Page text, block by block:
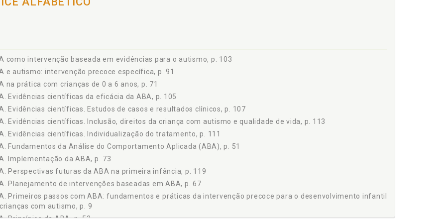
DA ABA, p. 73
DE REFORÇADORES NATURAIS E GENERALIZAÇÃO, p. 87
DE PAIS E CUIDADORES, p. 89
- ABA E AUTISMO: INTERVENÇÃO PRECOCE ESPECÍFICA, p. 91
NA PRIMEIRA INFÂNCIA: HISTÓRIA, DIAGNÓSTICO E ATUALIZAÇÕES, p. 93
PRECOCES E DIAGNÓSTICO DIFERENCIAL, p. 97
DO DIAGNÓSTICO PRECOCE, p. 101
COMO INTERVENÇÃO BASEADA EM EVIDÊNCIAS PARA O AUTISMO, p. 103
CIENTÍFICAS DA EFICÁCIA DA ABA, p. 105
DE CASOS E RESULTADOS CLÍNICOS, p. 107
E CONSIDERAÇÕES ÉTICAS NA APLICAÇÃO DA ABA PARA AUTISMO, p. 109
DO TRATAMENTO, p. 111
DIREITOS DA CRIANÇA COM AUTISMO E QUALIDADE DE VIDA, p. 113
- CONSIDERAÇÕES FINAIS, p. 117
FUTURAS DA ABA NA PRIMEIRA INFÂNCIA, p. 119
TECNOLÓGICAS E ENSINO REMOTO NO DESENVOLVIMENTO DA CRIANÇA COM AUTISMO, p. 123
como intervenção baseada em evidências para o autismo, p. 103
e autismo: intervenção precoce específica, p. 91
na prática com crianças de 0 a 6 anos, p. 71
Evidências científicas da eficácia da ABA, p. 105
Evidências científicas. Estudos de casos e resultados clínicos, p. 107
Evidências científicas. Inclusão, direitos da criança com autismo e qualidade de vida, p. 113
Evidências científicas. Individualização do tratamento, p. 111
Fundamentos da Análise do Comportamento Aplicada (ABA), p. 51
Implementação da ABA, p. 73
Perspectivas futuras da ABA na primeira infância, p. 119
Planejamento de intervenções baseadas em ABA, p. 67
Primeiros passos com ABA: fundamentos e práticas da intervenção precoce para o desenvolvimento infantil
com autismo, p. 9
Princípios da ABA, p. 53